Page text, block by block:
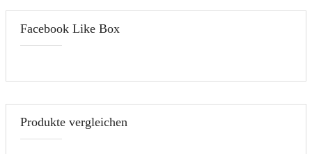
Facebook Like Box
Produkte vergleichen